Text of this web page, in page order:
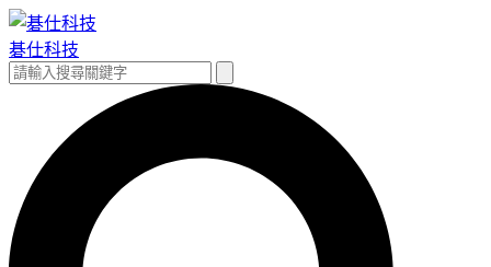
跳
至
主
碁仕科技
搜